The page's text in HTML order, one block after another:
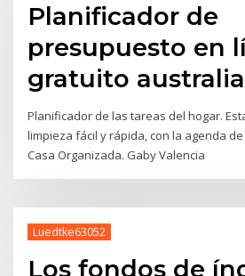
Planificador de
presupuesto en
gratuito australia
Planificador de las tareas del hogar.
limpieza fácil y rápida, con la agenda
Casa Organizada. Gaby Valencia
Luedtke63052
Los fondos de